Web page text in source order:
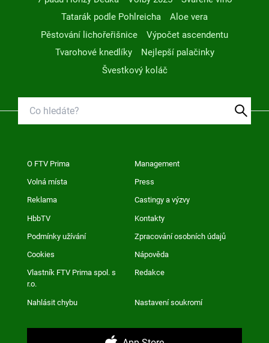
Tatarák podle Pohlreicha
Aloe vera
Pěstování lichořeřišnice
Výpočet ascendentu
Tvarohové knedlíky
Nejlepší palačinky
Švestkový koláč
O FTV Prima Management
Volná místa Press
Reklama Castingy a výzvy
HbbTV Kontakty
Podmínky užívání Zpracování osobních údajů
Cookies Nápověda
Vlastník FTV Prima spol. s
r.o.
Redakce
Nahlásit chybu Nastavení soukromí